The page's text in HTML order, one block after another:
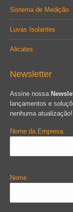
Sistema de Medição
Luvas Isolantes
Alicates
Newsletter
Assine nossa
lançamentos e
nenhuma atualização!
Nome da Empresa
Nome